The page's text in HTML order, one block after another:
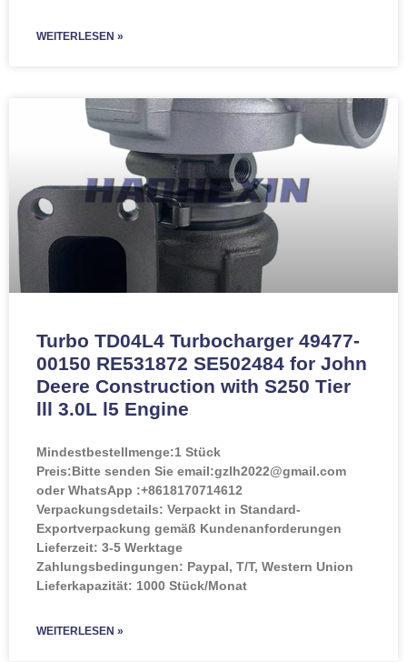
WEITERLESEN »
Turbo TD04L4 Turbocharger 49477-
00150 RE531872 SE502484 for John
Deere Construction with S250 Tier
lll 3.0L l5 Engine
Mindestbestellmenge:1 Stück
Preis:Bitte senden Sie email:gzlh2022@gmail.com
oder WhatsApp :+8618170714612
Verpackungsdetails: Verpackt in Standard-
Exportverpackung gemäß Kundenanforderungen
Lieferzeit: 3-5 Werktage
Zahlungsbedingungen: Paypal, T/T, Western Union
Lieferkapazität: 1000 Stück/Monat
WEITERLESEN »